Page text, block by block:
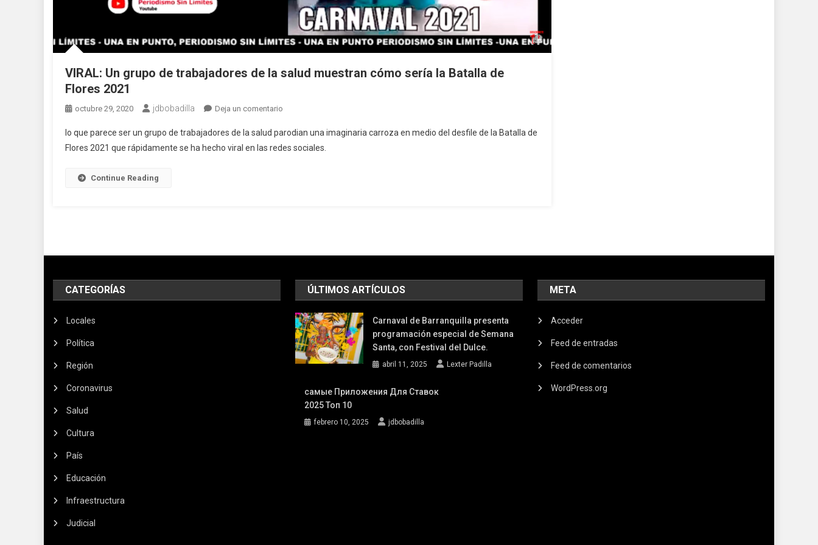
VIRAL: Un grupo de trabajadores de la salud muestran cómo sería la Batalla de
Flores 2021
octubre 29, 2020 jdbobadilla Deja un comentario
Un
grupo
Flores
2021
lo que parece ser un grupo de trabajadores de la salud parodian una imaginaria carroza en medio del desfile de la Batalla de
Flores 2021 que rápidamente se ha hecho viral en las redes sociales.
Continue Reading
CATEGORÍAS
Locales
Política
Región
Coronavirus
Salud
Cultura
País
Educación
Infraestructura
Judicial
ÚLTIMOS ARTÍCULOS
Carnaval de Barranquilla presenta
programación especial de Semana
Santa, con Festival del Dulce.
abril 11, 2025 Lexter Padilla
самые Приложения Для Ставок
2025 Топ 10
febrero 10, 2025 jdbobadilla
META
Acceder
Feed de entradas
Feed de comentarios
WordPress.org